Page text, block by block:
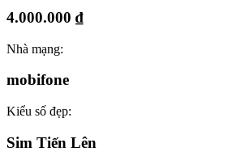
4.000.000 ₫
Nhà mạng:
mobifone
Kiểu số đẹp:
Sim Tiến Lên